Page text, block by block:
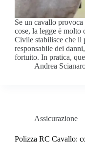
Se un cavallo provoca
cose, la legge è molto
Civile stabilisce che il
responsabile dei
fortuito. In pratica,
Andrea
Assicurazione
Polizza RC Cavallo: